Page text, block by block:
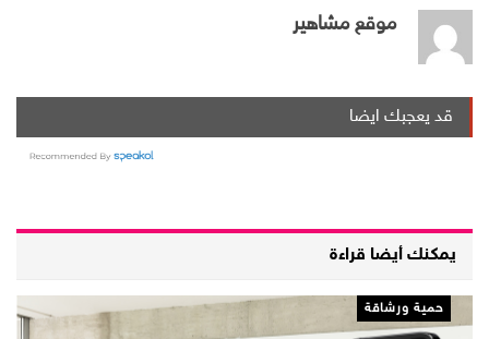
موقع مشاهير
قد يعجبك ايضا
يمكنك أيضا قراءة
حمية ورشاقة